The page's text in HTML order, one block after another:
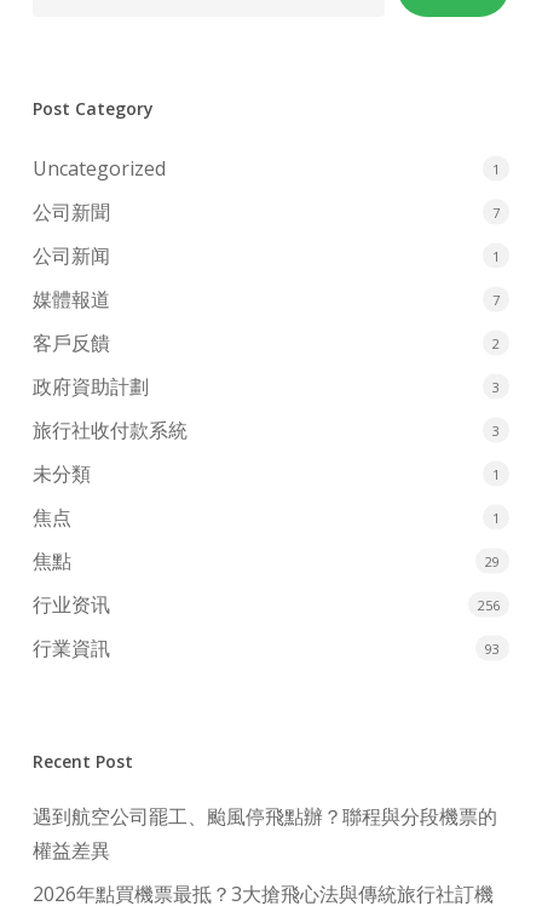
Post Category
Uncategorized 1
公司新聞 7
公司新闻 1
媒體報道 7
客戶反饋 2
政府資助計劃 3
旅行社收付款系統 3
未分類 1
焦点 1
焦點 29
行业资讯 256
行業資訊 93
Recent Post
遇到航空公司罷工、颱風停飛點辦？聯程與分段機票的
權益差異
2026年點買機票最抵？3大搶飛心法與傳統旅行社訂機